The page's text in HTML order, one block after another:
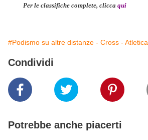
Per le classifiche complete, clicca qui
#Podismo su altre distanze - Cross - Atletica
Condividi
Potrebbe anche piacerti